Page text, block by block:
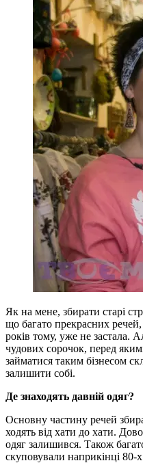
Як на мене, збирати старі
що багато прекрасних
років тому, уже не застала.
чудових сорочок, перед
займатися таким бізнесом
залишити собі.
Де знаходять давній одяг?
Основну частину речей
ходять від хати до хати.
одяг залишився. Також
скуповували наприкінці 80-